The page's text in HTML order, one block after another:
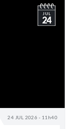
24 JUL 2026 - 11h40
JUL
24